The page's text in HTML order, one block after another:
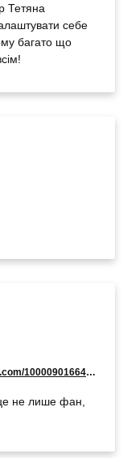
Тетяна
себе
багато що
https://www.facebook.com/100009016644489
не лише фан,